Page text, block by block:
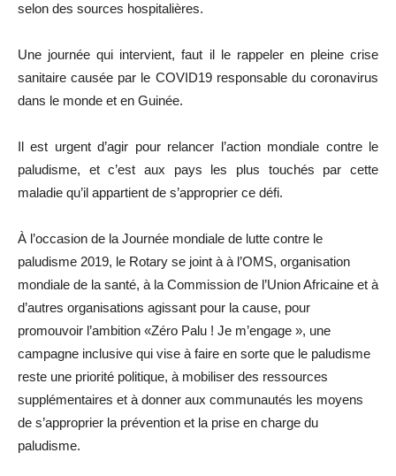
selon des sources hospitalières.
Une journée qui intervient, faut il le rappeler en pleine crise
sanitaire causée par le COVID19 responsable du coronavirus
dans le monde et en Guinée.
Il est urgent d’agir pour relancer l’action mondiale contre le
paludisme, et c’est aux pays les plus touchés par cette
maladie qu’il appartient de s’approprier ce défi.
À l’occasion de la Journée mondiale de lutte contre le
paludisme 2019, le Rotary se joint à à l’OMS, organisation
mondiale de la santé, à la Commission de l’Union Africaine et à
d’autres organisations agissant pour la cause, pour
promouvoir l’ambition «Zéro Palu ! Je m’engage », une
campagne inclusive qui vise à faire en sorte que le paludisme
reste une priorité politique, à mobiliser des ressources
supplémentaires et à donner aux communautés les moyens
de s’approprier la prévention et la prise en charge du
paludisme.